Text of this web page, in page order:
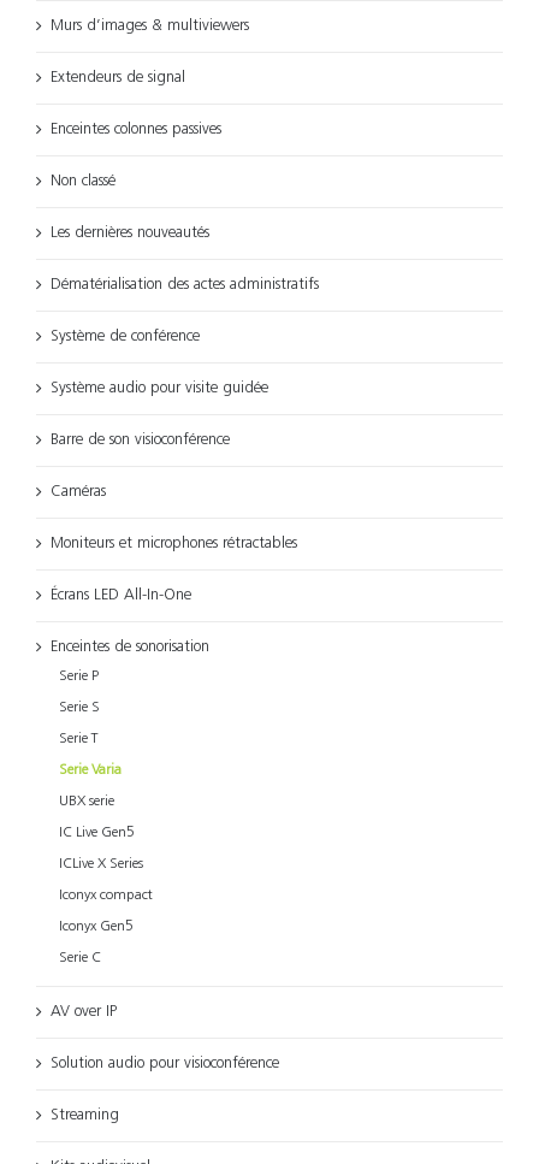
Murs d’images & multiviewers
Extendeurs de signal
Enceintes colonnes passives
Non classé
Les dernières nouveautés
Dématérialisation des actes administratifs
Système de conférence
Système audio pour visite guidée
Barre de son visioconférence
Caméras
Moniteurs et microphones rétractables
Écrans LED All-In-One
Enceintes de sonorisation
Serie P
Serie S
Serie T
Serie Varia
UBX serie
IC Live Gen5
ICLive X Series
Iconyx compact
Iconyx Gen5
Serie C
AV over IP
Solution audio pour visioconférence
Streaming